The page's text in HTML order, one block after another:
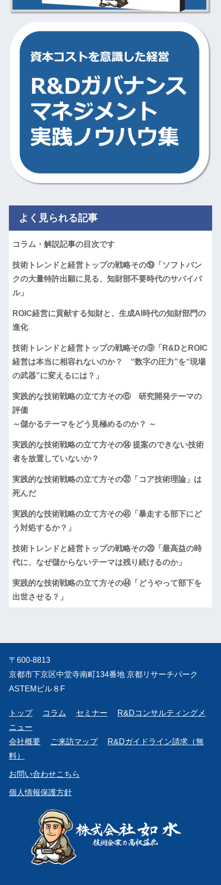
よく見られる記事
コラム・解説記事の目次です
技術トレンドと経営トップの戦略その⑲「ソフトバン
クの大量特許出願に見る、知財部不要時代のサバイバ
ル」
ROIC経営に貢献する知財と、生成AI時代の知財部門の
進化
技術トレンドと経営トップの戦略その⑨「R&DとROIC
経営は本当に相容れないのか？ “数字の圧力”を“現場
の武器”に変えるには？」
実践的な技術戦略の立て方その⑥ 研究開発テーマの
評価
～儲かるテーマをどう見極めるのか？ ～
実践的な技術戦略の立て方その⑭ 提案のできない技術
者を放置していないか？
実践的な技術戦略の立て方その㉜「コア技術理論」は
死んだ
実践的な技術戦略の立て方その㊺「暴走する部下にど
う対処するか？」
技術トレンドと経営トップの戦略その⑳「最高益の時
代に、なぜ儲からないテーマは残り続けるのか」
実践的な技術戦略の立て方その㊹「どうやって部下を
出世させる？」
〒600-8813
京都市下京区中堂寺南町134番地 京都リサーチパーク
ASTEMビル８F
トップ コラム セミナー
R&Dコンサルティングメ
ニュー
会社概要
ご来訪マップ
R&Dガイドライン請求（無
料）
お問い合わせこちら
個人情報保護方針